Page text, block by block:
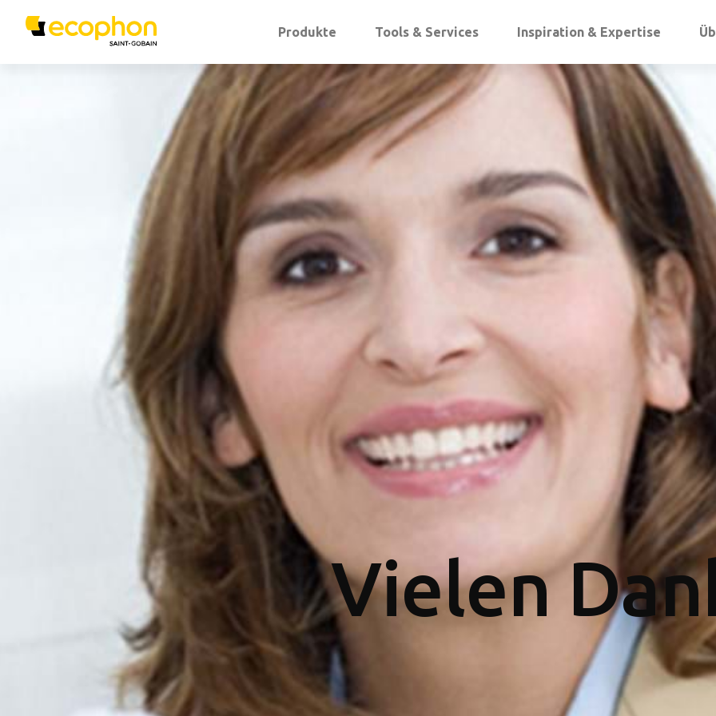
Produkte Tools & Services Inspiration & Expertise
Vielen